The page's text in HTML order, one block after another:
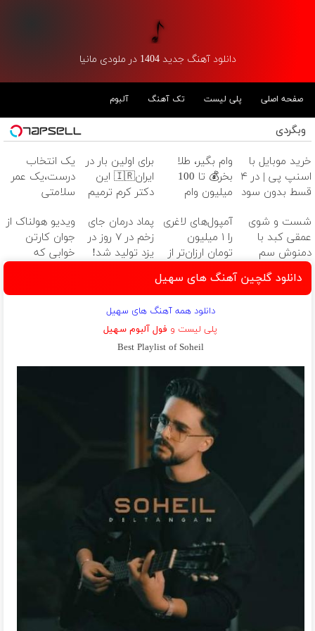
دانلود آهنگ جدید 1404 در ملودی مانیا
صفحه اصلی پلی لیست تک آهنگ آلبوم
وبگردی
خرید موبایل با
اسنپ پی | در ۴
قسط بدون سود
وام بگیر، طلا
بخر💰 تا 100
میلیون وام
ضامن
برای اولین بار در
ایران🇮🇷 این
دکتر کرم ترمیم
ساخت!
یک انتخاب
درست،یک عمر
سلامتی
شست و شوی
عمقی کبد با
دمنوش سم
زدای گیاهی!
آمپول‌های لاغری
را ۱ میلیون
تومان ارزان‌تر از
همه‌جا بخر!
پماد درمان جای
زخم در ۷ روز در
یزد تولید شد!
ویدیو هولناک از
جوان کارتن
خوابی که
دانلود گلچین آهنگ های سهیل
دانلود همه آهنگ های سهیل
پلی لیست و فول آلبوم سهیل
Best Playlist of Soheil